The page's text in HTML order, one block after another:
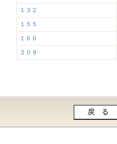
１３２
１５５
１６６
２０９